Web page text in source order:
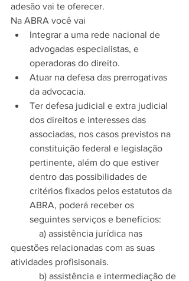
adesão vai te oferecer.
Na ABRA você vai
Integrar a uma rede nacional de
advogadas especialistas, e
operadoras do direito.
Atuar na defesa das prerrogativas
da advocacia.
Ter defesa judicial e extra judicial
dos direitos e interesses das
associadas, nos casos previstos na
constituição federal e legislação
pertinente, além do que estiver
dentro das possibilidades de
critérios fixados pelos estatutos da
ABRA, poderá receber os
seguintes serviços e benefícios:
questões relacionadas com as suas
atividades profisisonais.